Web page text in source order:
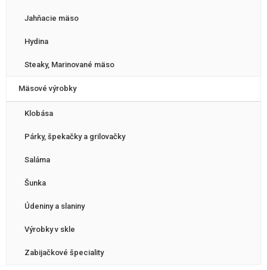
Jahňacie mäso
Hydina
Steaky, Marinované mäso
Mäsové výrobky
Klobása
Párky, špekačky a grilovačky
Saláma
Šunka
Údeniny a slaniny
Výrobky v skle
Zabijačkové špeciality